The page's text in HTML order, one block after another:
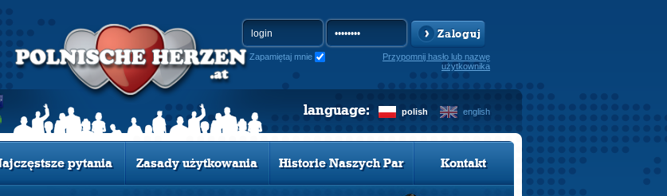
Zaloguj
Zapamiętaj mnie
Przypomnij hasło lub nazwę
użytkownika
polish english
language:
pytania Zasady użytkowania Historie Naszych Par Kontakt